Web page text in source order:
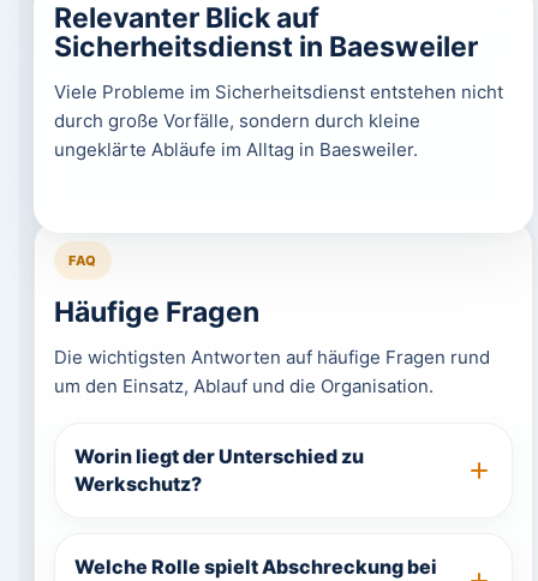
Relevanter Blick auf
Sicherheitsdienst in Baesweiler
Viele Probleme im Sicherheitsdienst entstehen nicht
durch große Vorfälle, sondern durch kleine
ungeklärte Abläufe im Alltag in Baesweiler.
FAQ
Häufige Fragen
Die wichtigsten Antworten auf häufige Fragen rund
um den Einsatz, Ablauf und die Organisation.
Worin liegt der Unterschied zu
Werkschutz?
Welche Rolle spielt Abschreckung bei